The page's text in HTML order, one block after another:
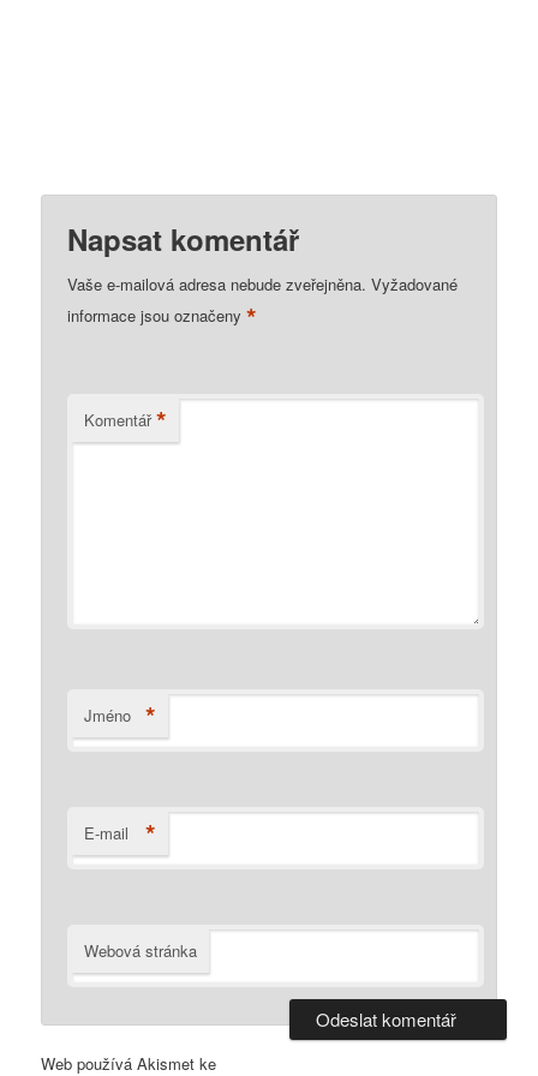
Napsat komentář
Vaše e-mailová adresa nebude zveřejněna. Vyžadované
informace jsou označeny*
Komentář *
Jméno *
E-mail *
Webová stránka
Web používá Akismet ke